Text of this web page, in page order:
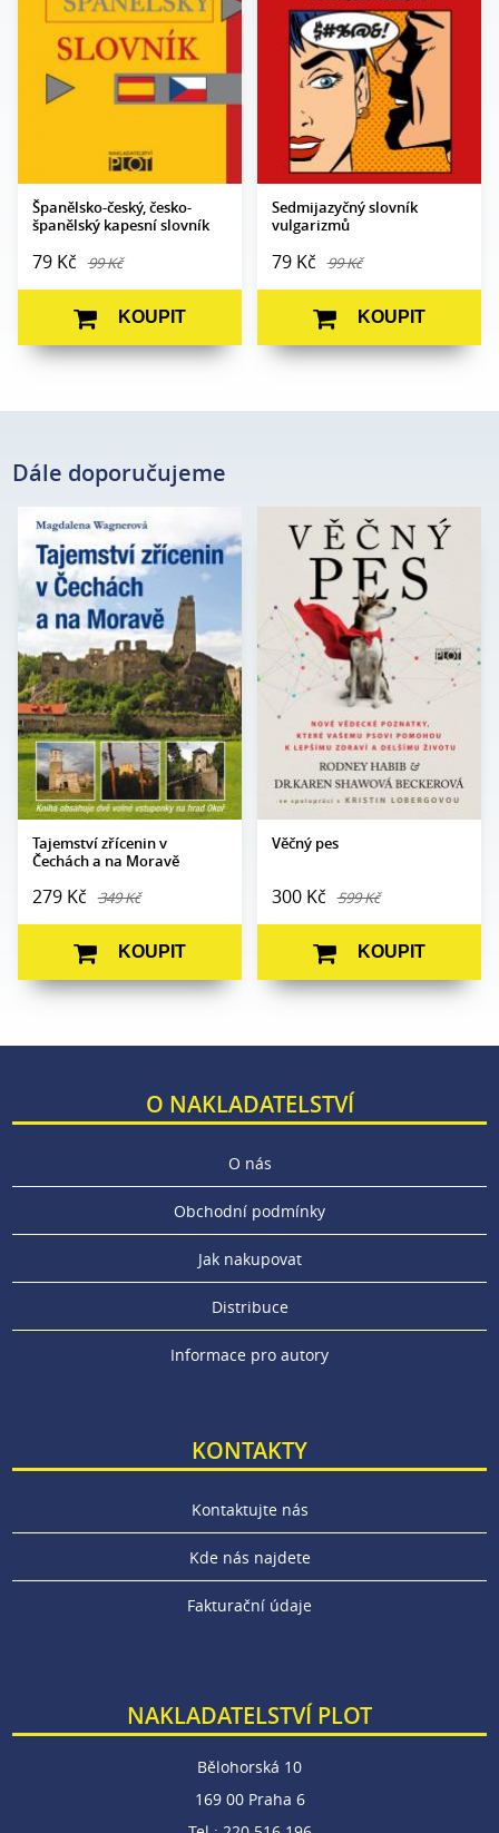
Španělsko-český, česko-
španělský kapesní slovník
79 Kč 99 Kč
Formát:
80 x 110
V2 (brož.)
Obrazová část:
N/A
Datum vydání:
1. 10. 2019
KOUPIT
Sedmijazyčný slovník
vulgarizmů
79 Kč 99 Kč
Formát:
100 x 145
Vazba:
V2 (brožovaná)
Obrazová část:
N/A
Datum vydání:
8. 3. 2017
KOUPIT
Dále doporučujeme
Tajemství zřícenin v
Čechách a na Moravě
279 Kč 349 Kč
Autor:
Magdalena
Wagnerová
Edice:
mimo edice
Počet stran:
200
Formát:
160 x 230
Vazba:
V8a (pevná)
Obrazová
část:
Barevné fotografie
Datum
vydání:
27. 10. 2011
KOUPIT
Věčný pes
300 Kč 599 Kč
Rodney Habib, Dr. Karen
Shawová Beckerová
Edice:
Edukace
Počet
stran:
408
Formát:
165 x 237
Vazba:
V8a (pevná)
Datum
vydání:
28. 5. 2024
KOUPIT
O NAKLADATELSTVÍ
O nás
Obchodní podmínky
Jak nakupovat
Distribuce
Informace pro autory
KONTAKTY
Kontaktujte nás
Kde nás najdete
Fakturační údaje
NAKLADATELSTVÍ PLOT
Bělohorská 10
169 00 Praha 6